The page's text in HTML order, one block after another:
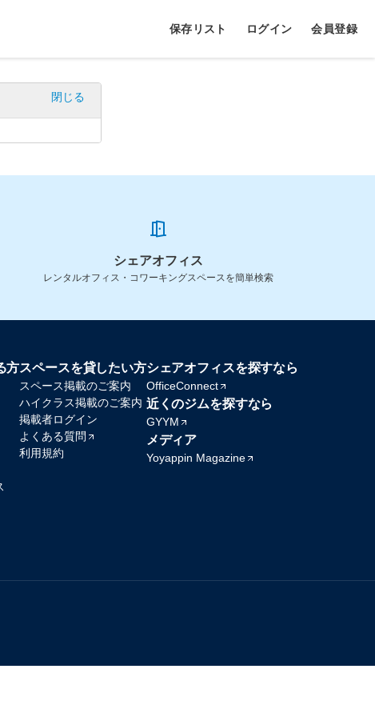
保存リスト ログイン 会員登録
閉じる
シェアオフィス
レンタルオフィス・コワーキングスペースを簡単検索
方スペースを貸したい方
スペース掲載のご案内
ハイクラス掲載のご案内
掲載者ログイン
よくある質問
利用規約
シェアオフィスを探すなら
OfficeConnect
近くのジムを探すなら
GYYM
メディア
Yoyappin Magazine